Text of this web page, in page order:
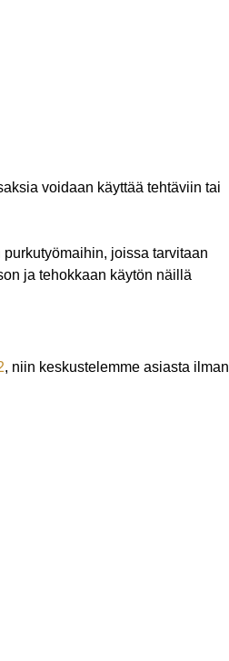
voidaan käyttää tehtäviin tai
joissa tarvitaan
ja tehokkaan käytön näillä
, niin keskustelemme asiasta ilman